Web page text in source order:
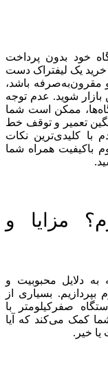
خود بدون پرداخت
خرید یک لیفتراک دست
مقرون‌به‌صرفه باشد،
بازار شوید. عدم توجه
ممکن است شما
تعمیر و توقف خط
با کلیدی‌ترین نکات
باکیفیت همراه شما
مزایا و
به دلایل محبوبیت و
بسیاری از
صفرکیلومتر با
کمک می‌کند که آیا
خیر.